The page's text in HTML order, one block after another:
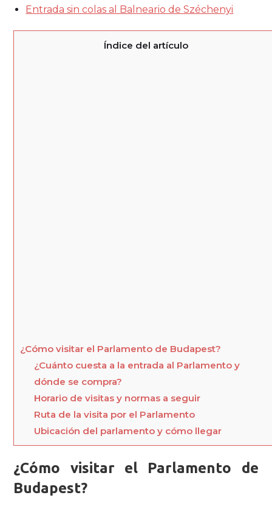
Entrada sin colas al Balneario de Széchenyi
Índice del artículo
¿Cómo visitar el Parlamento de Budapest?
¿Cuánto cuesta a la entrada al Parlamento y
dónde se compra?
Horario de visitas y normas a seguir
Ruta de la visita por el Parlamento
Ubicación del parlamento y cómo llegar
¿Cómo visitar el Parlamento de
Budapest?